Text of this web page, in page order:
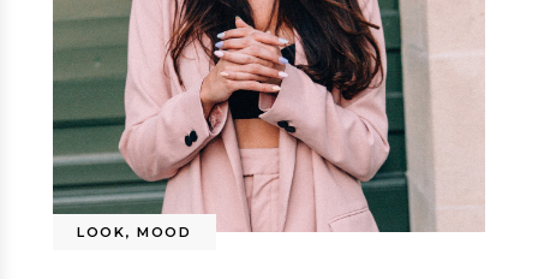
LOOK, MOOD